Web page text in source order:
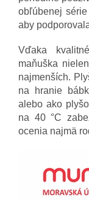
obľúbenej
aby
Vďaka
maňuška
najmenších.
na hranie
alebo ako
na 40 °C
ocenia najmä